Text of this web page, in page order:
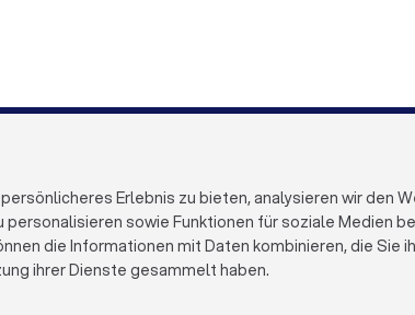
in Bonn
Steuerberater in Münster
Firmenprofil löschen
Trustlocal Top Pro
Erfahrungen
Impulse
Über
Arbeiten bei
Kontakt
Datenschutz
Erlebnis zu bieten, analysieren wir den
personalisieren sowie Funktionen für soziale Medien
die Informationen mit Daten kombinieren, die Sie
ihrer Dienste gesammelt haben.